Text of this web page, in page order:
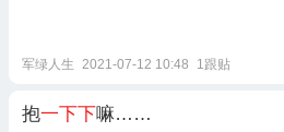
军绿人生 2021-07-12 10:48 1跟贴
抱一下下嘛……